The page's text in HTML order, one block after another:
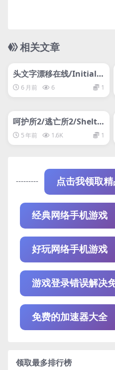
相关文章
网盘下载游戏
头文字漂移在线/Initial D
rift Online
6 月前 6 1
网盘下载游戏
呵护所2/逃亡所2/Shelte
red 2
5 年前 1.6K 1
--------- 点击我领取
经典网络手机游戏
好玩网络手机游戏
游戏登录错误解决
免费的加速器大全
领取最多排行榜